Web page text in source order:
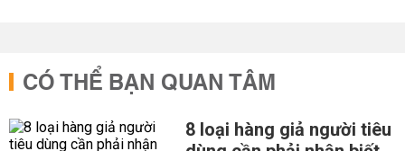
CÓ THỂ BẠN QUAN TÂM
8 loại hàng giả người tiêu